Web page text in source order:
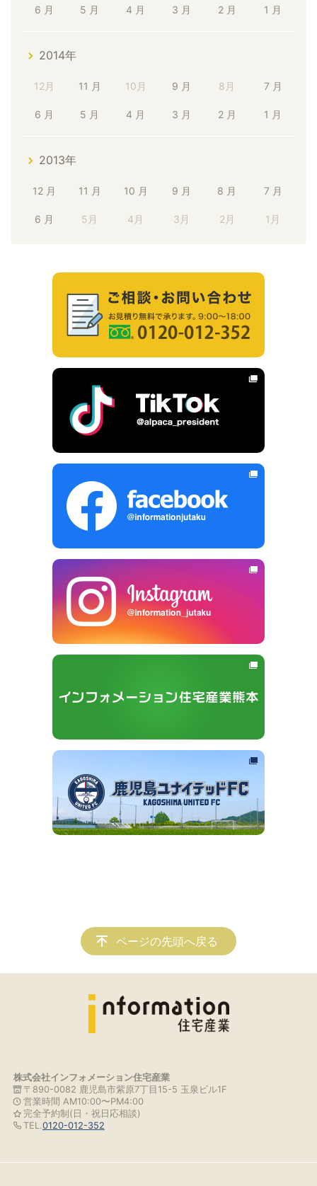
6 月 5 月 4 月 3 月 2 月 1 月
2014年
12月 11 月 10月 9 月 8月 7 月
6 月 5 月 4 月 3 月 2 月 1 月
2013年
12 月 11 月 10 月 9 月 8 月 7 月
6 月 5月 4月 3月 2月 1月
ページの先頭へ戻る
株式会社インフォメーション住宅産業
〒890-0082 鹿児島市紫原7丁目15-5 玉泉ビル1F
営業時間 AM10:00〜PM4:00
完全予約制(日・祝日応相談)
TEL.0120-012-352